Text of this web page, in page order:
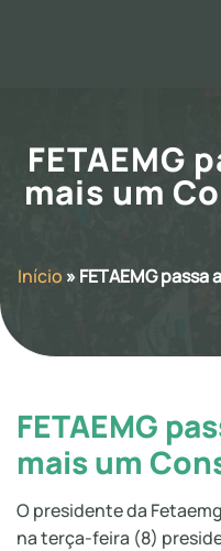
FETAEMG
mais um
Início »FETAEMG
FETAEMG
mais um
O presidente da
na terça-feira (8)